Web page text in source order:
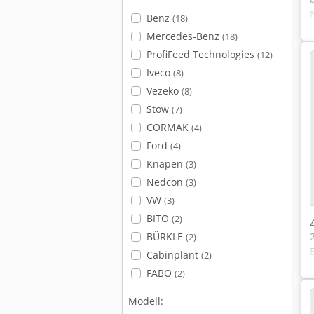
Benz (18)
Mercedes-Benz (18)
ProfiFeed Technologies (12)
Iveco (8)
Vezeko (8)
Stow (7)
CORMAK (4)
Ford (4)
Knapen (3)
Nedcon (3)
VW (3)
BITO (2)
BÜRKLE (2)
Cabinplant (2)
FABO (2)
Modell: